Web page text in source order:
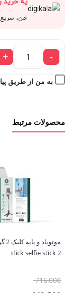
قیمت
فعلی:
1,026,000 تومان.
امن،
-
+
به من از طریق
محصولات مرتبط
click selfie stick 2
715,000قیمت